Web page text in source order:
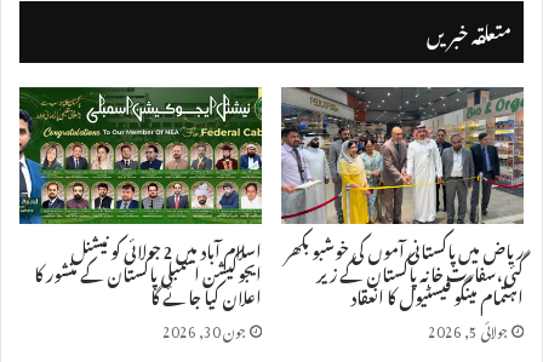
متعلقہ خبریں
ریاض میں پاکستانی آموں کی خوشبو بکھر
گئی، سفارت خانہ پاکستان کے زیر
اہتمام مینگو فیسٹیول کا انعقاد
جولائی 5, 2026
اسلام آباد میں 2 جولائی کو نیشنل
ایجوکیشن اسمبلی پاکستان کے منشور کا
اعلان کیا جائے گا
جون 30, 2026